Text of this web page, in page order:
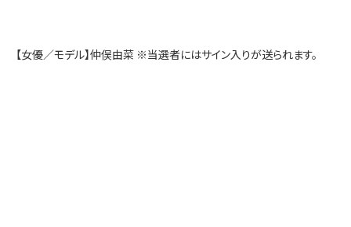
【女優／モデル】仲俣由菜 ※当選者にはサイン入りが送られます。